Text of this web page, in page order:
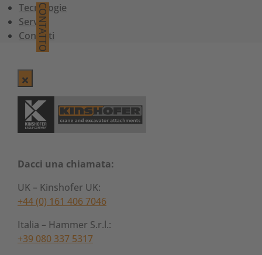
Tecnologie
Servizi
Contatti
CONTATTO
Dacci una chiamata:
UK – Kinshofer UK:
+44 (0) 161 406 7046
Italia – Hammer S.r.l.:
+39 080 337 5317